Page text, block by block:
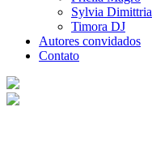
Sylvia Dimittria
Timora DJ
Autores convidados
Contato